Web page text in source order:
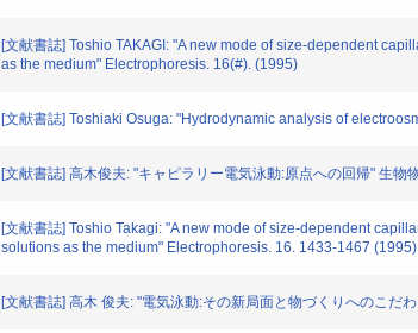
[文献書誌] Toshio TAKAGI: "A new mode of size-dependent
as the medium" Electrophoresis. 16(#). (1995)
[文献書誌] Toshiaki Osuga: "Hydrodynamic analysis of
[文献書誌] 高木俊夫: "キャピラリー電気泳動:原点への回帰" 生
[文献書誌] Toshio Takagi: "A new mode of size-dependent
solutions as the medium" Electrophoresis. 16. 1433-1467 (1995)
[文献書誌] 高木 俊夫: "電気泳動:その新局面と物づくりへのこだ